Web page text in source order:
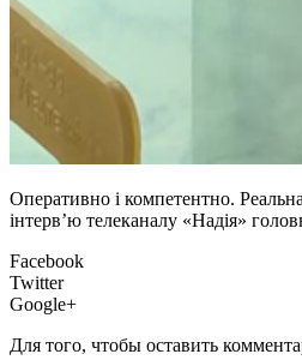
Оперативно і компетентно.
інтерв’ю телеканалу «Надія»
Facebook
Twitter
Google+
Для того, чтобы оставить